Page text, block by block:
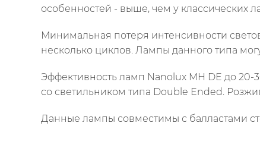
особенностей - выше, чем у классических
Минимальная потеря интенсивности
несколько циклов. Лампы данного типа
Эффективность ламп Nanolux MH DE до
со светильником типа Double Ended.
Данные лампы совместимы с балластами